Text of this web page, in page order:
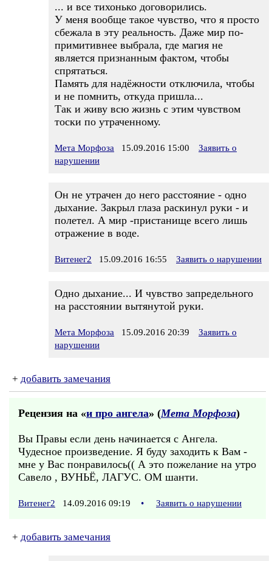
... и все тихонько договорились.
У меня вообще такое чувство, что я просто
сбежала в эту реальность. Даже мир по-
примитивнее выбрала, где магия не
является признанным фактом, чтобы
спрятаться.
Память для надёжности отключила, чтобы
и не помнить, откуда пришла...
Так и живу всю жизнь с этим чувством
тоски по утраченному.
Мета Морфоза 15.09.2016 15:00
Заявить о
нарушении
Он не утрачен до него расстояние - одно
дыхание. Закрыл глаза раскинул руки - и
полетел. А мир -пристанище всего лишь
отражение в воде.
Витенег2 15.09.2016 16:55 Заявить о нарушении
Одно дыхание... И чувство запредельного
на расстоянии вытянутой руки.
Мета Морфоза 15.09.2016 20:39
Заявить о
нарушении
+ добавить замечания
Рецензия на «и про ангела» (Мета Морфоза)
Вы Правы если день начинается с Ангела.
Чудесное произведение. Я буду заходить к Вам -
мне у Вас понравилось(( А это пожелание на утро
Савело , ВУНЬЁ, ЛАГУС. ОМ шанти.
Витенег2 14.09.2016 09:19 • Заявить о нарушении
+ добавить замечания